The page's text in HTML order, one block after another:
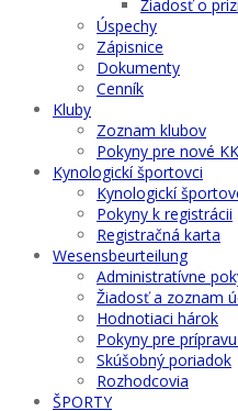
Žiadosť o
Úspechy
Zápisnice
Dokumenty
Cenník
Kluby
Zoznam klubov
Pokyny pre nové
Kynologickí športovci
Kynologickí
Pokyny k registrácii
Registračná karta
Wesensbeurteilung
Administratívne
Žiadosť a zoznam
Hodnotiaci hárok
Pokyny pre
Skúšobný poriadok
Rozhodcovia
ŠPORTY